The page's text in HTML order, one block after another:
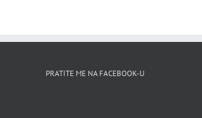
PRATITE ME NA FACEBOOK-U